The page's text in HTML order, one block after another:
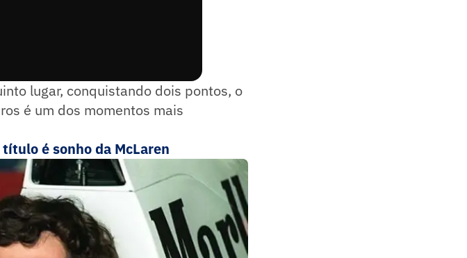
lugar, conquistando dois pontos, o
é um dos momentos mais
é sonho da McLaren